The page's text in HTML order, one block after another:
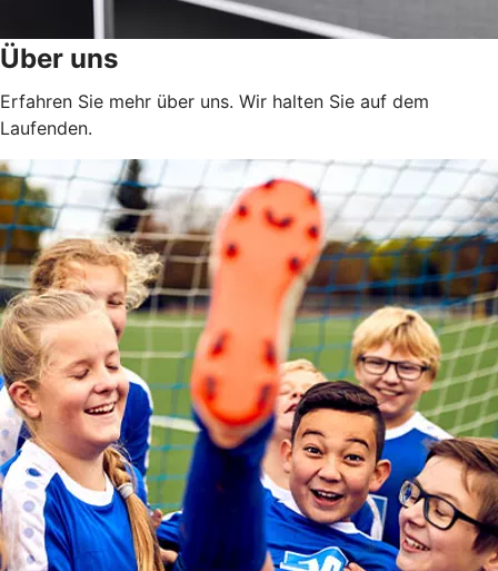
Über uns
Erfahren Sie mehr über uns. Wir halten Sie auf dem
Laufenden.